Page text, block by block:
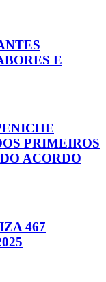
E
PRIMEIROS
ACORDO
467